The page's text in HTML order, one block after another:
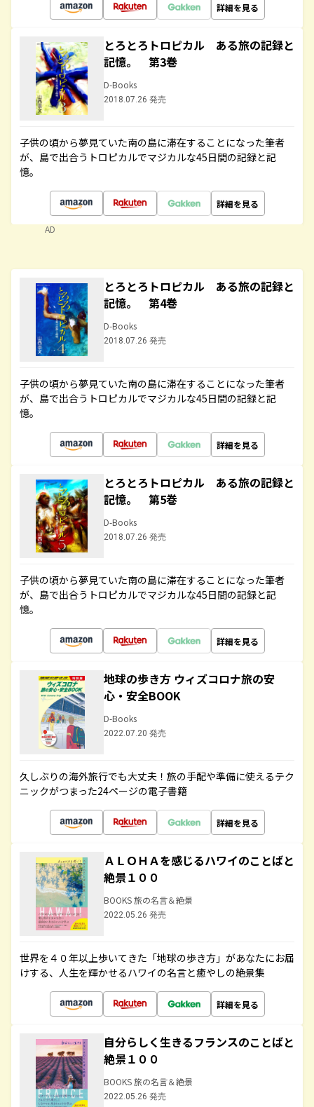
詳細を見る
とろとろトロピカル ある旅の記録と
記憶。 第3巻
D-Books
2018.07.26 発売
子供の頃から夢見ていた南の島に滞在することになった筆者
が、島で出合うトロピカルでマジカルな45日間の記録と記
憶。
詳細を見る
AD
とろとろトロピカル ある旅の記録と
記憶。 第4巻
D-Books
2018.07.26 発売
子供の頃から夢見ていた南の島に滞在することになった筆者
が、島で出合うトロピカルでマジカルな45日間の記録と記
憶。
詳細を見る
とろとろトロピカル ある旅の記録と
記憶。 第5巻
D-Books
2018.07.26 発売
子供の頃から夢見ていた南の島に滞在することになった筆者
が、島で出合うトロピカルでマジカルな45日間の記録と記
憶。
詳細を見る
地球の歩き方 ウィズコロナ旅の安
心・安全BOOK
D-Books
2022.07.20 発売
久しぶりの海外旅行でも大丈夫！旅の手配や準備に使えるテク
ニックがつまった24ページの電子書籍
詳細を見る
ＡＬＯＨＡを感じるハワイのことばと
絶景１００
BOOKS 旅の名言＆絶景
2022.05.26 発売
世界を４０年以上歩いてきた「地球の歩き方」があなたにお届
けする、人生を輝かせるハワイの名言と癒やしの絶景集
詳細を見る
自分らしく生きるフランスのことばと
絶景１００
BOOKS 旅の名言＆絶景
2022.05.26 発売